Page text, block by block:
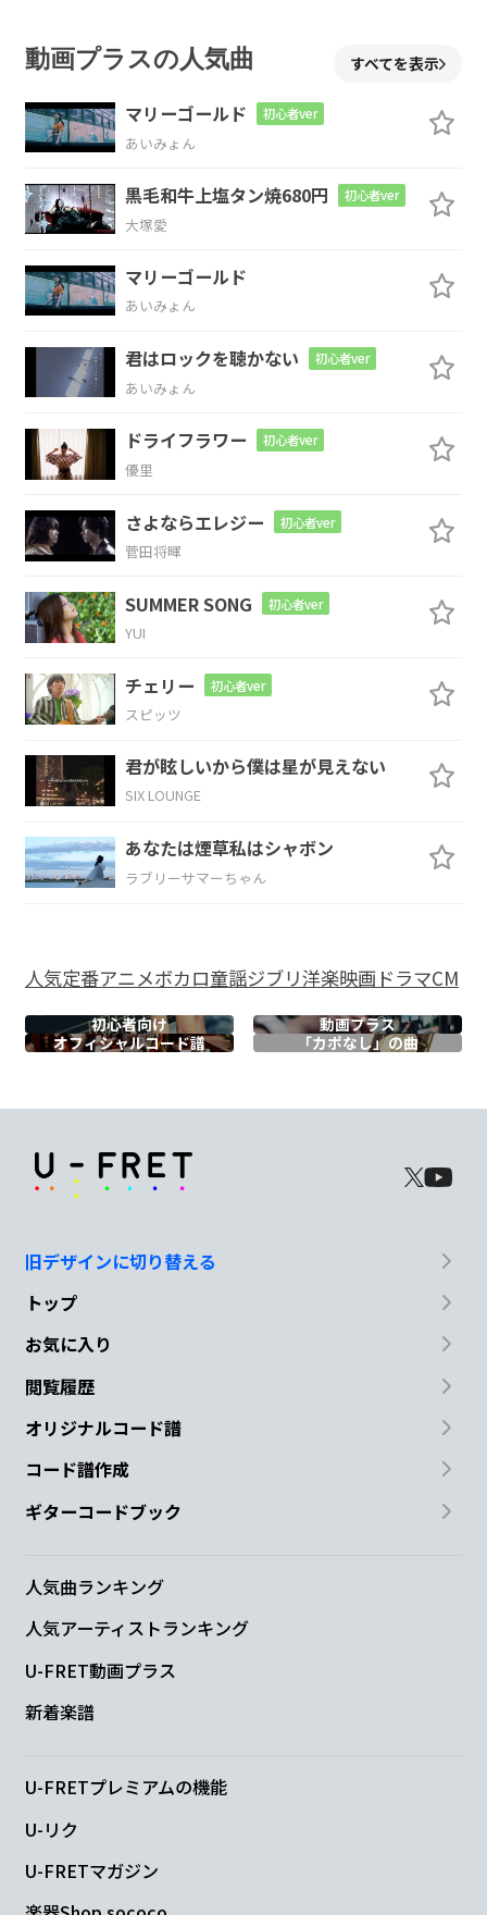
Em
キミなら
Bm
どんな未来が欲し いのか
G
な？
世界 一 広い家
描き始め
C G D
なにげ ない 日常に
G
束を
なに
Em
げない
Bm
景色に 額縁 を
題名の ないこん
が
Em Bm
I
G
believe in
Bm
future No matter
C
what
may come
No matter
C
what people
G
ら
Em Bm
まうよ り
G
みんなと
動画プラスの人気曲 すべてを表示
マリーゴールド 初心者ver
あいみょん
黒毛和牛上塩タン焼680円 初心者ver
大塚愛
マリーゴールド
あいみょん
君はロックを聴かない 初心者ver
あいみょん
ドライフラワー 初心者ver
優里
さよならエレジー 初心者ver
菅田将暉
SUMMER SONG 初心者ver
YUI
チェリー 初心者ver
スピッツ
君が眩しいから僕は星が見えない
SIX LOUNGE
あなたは煙草私はシャボン
ラブリーサマーちゃん
人気定番アニメボカロ童謡ジブリ洋楽映画ドラマCM
初心者向け
動画プラス
オフィシャルコード譜 「カポなし」の曲
旧デザインに切り替える
トップ
お気に入り
閲覧履歴
オリジナルコード譜
コード譜作成
ギターコードブック
人気曲ランキング
人気アーティストランキング
U-FRET動画プラス
新着楽譜
U-FRETプレミアムの機能
U-リク
U-FRETマガジン